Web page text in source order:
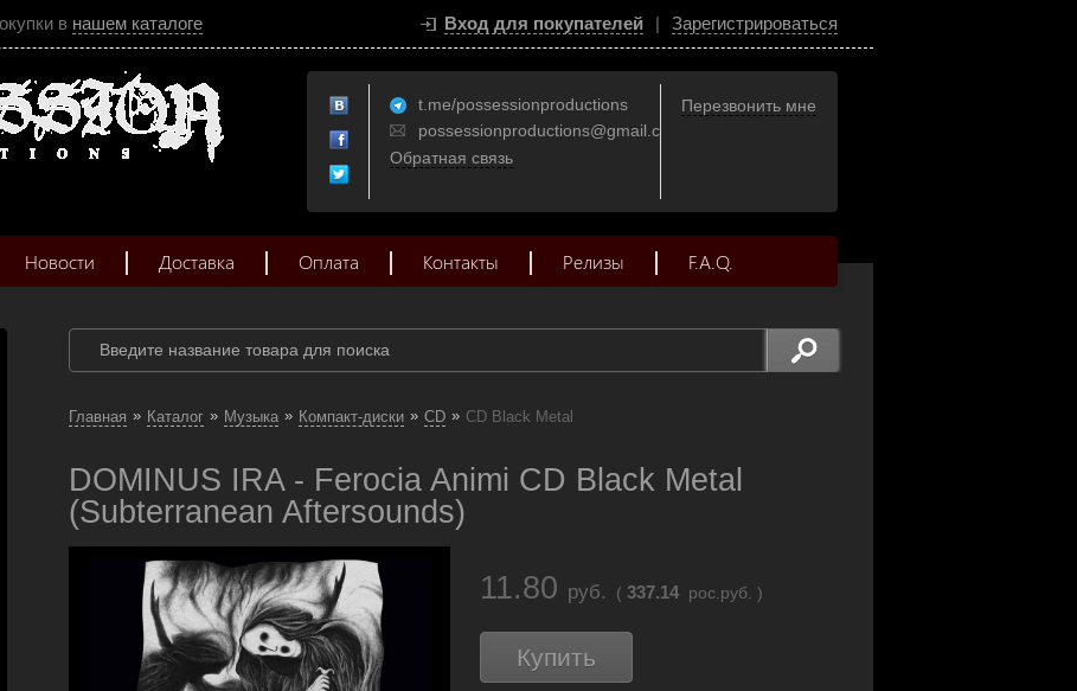
в нашем каталоге Вход для покупателей | Зарегистрироваться
t.me/possessionproductions
possessionproductions@gmail.com
Обратная связь
Перезвонить мне
Новости Доставка Оплата Контакты Релизы F.A.Q.
Главная » Каталог » Музыка » Компакт-диски » CD » CD Black Metal
DOMINUS IRA - Ferocia Animi CD Black Metal
(Subterranean Aftersounds)
11.80 руб. ( 337.14 рос.руб. )
Купить